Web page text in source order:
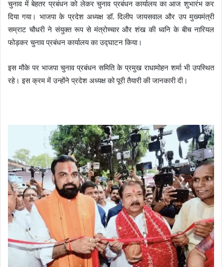
चुनाव में बेहतर प्रबंधन को लेकर चुनाव प्रबंधन कार्यालय का आज शुभारंभ कर
दिया गया। भाजपा के प्रदेश अध्यक्ष डॉ. दिलीप जायसवाल और उप मुख्यमंत्री
सम्राट चौधरी ने संयुक्त रूप से मंत्रोच्चार और शंख की ध्वनि के बीच नारियल
फोड़कर चुनाव प्रबंधन कार्यालय का उद्घाटन किया।
इस मौके पर भाजपा चुनाव प्रबंधन समिति के प्रमुख राधामोहन शर्मा भी उपस्थित
रहे। इस क्रम में उन्होंने प्रदेश अध्यक्ष को पूरी तैयारी की जानकारी दी।